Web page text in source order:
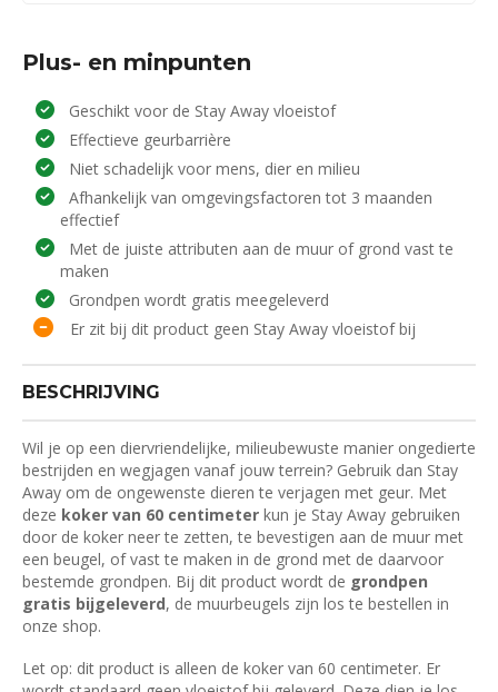
Plus- en minpunten
Geschikt voor de Stay Away vloeistof
Effectieve geurbarrière
Niet schadelijk voor mens, dier en milieu
Afhankelijk van omgevingsfactoren tot 3 maanden
effectief
Met de juiste attributen aan de muur of grond vast te
maken
Grondpen wordt gratis meegeleverd
Er zit bij dit product geen Stay Away vloeistof bij
BESCHRIJVING
Wil je op een diervriendelijke, milieubewuste manier ongedierte
bestrijden en wegjagen vanaf jouw terrein? Gebruik dan Stay
Away om de ongewenste dieren te verjagen met geur. Met
deze koker van 60 centimeter kun je Stay Away gebruiken
door de koker neer te zetten, te bevestigen aan de muur met
een beugel, of vast te maken in de grond met de daarvoor
bestemde grondpen. Bij dit product wordt de grondpen
gratis bijgeleverd, de muurbeugels zijn los te bestellen in
onze shop.
Let op: dit product is alleen de koker van 60 centimeter. Er